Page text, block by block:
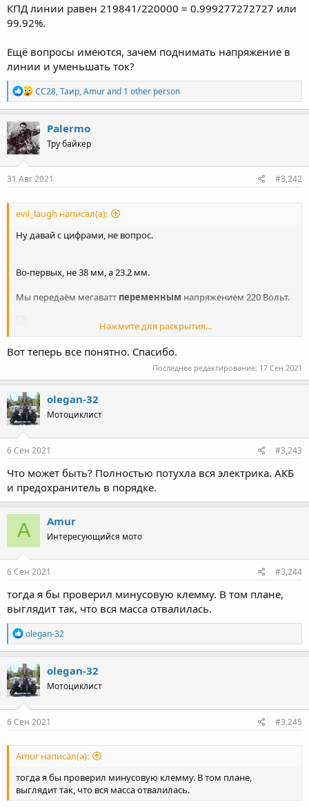
КПД линии равен 219841/220000 = 0.999277272727 или
99.92%.
Ещё вопросы имеются, зачем поднимать напряжение в
линии и уменьшать ток?
R
e
a
c
t
i
o
n
s
CC28,Таир,Amurand 1 other person
Palermo
Тру байкер
31 Авг 2021 #3,242
evil_laugh написал(а):
Ну давай с цифрами, не вопрос.
Во-первых, не 38 мм, а 23.2 мм.
Мы передаём мегаватт переменным напряжением 220 Вольт.
Сечение провода при 10 А/мм2: S = 454.5 мм2.
Пусть линия имеет длину 1000 метров. Удельное
сопротивление меди равно 0.0175 Ом*мм^2/м.Тогда
длиной 1000 м каждый будет:
Далее, при токе в 4545 А падение на проводах будет:
ничего. Вся энергия уйдёт в провода. КПД линии равен нулю.
________________________________________________________
Теперь поднимаем напряжение в тысячу раз. Теперь у нас не
220 В, а 220 кВ.
Ток падает в тысячу раз. До 4.54 А.
Пусть уменьшим теперь сечение линии до 1 мм^2.
Сопротивление проводов равно
Нажмите для раскрытия...
Вот теперь все понятно. Спасибо.
Последнее редактирование: 17 Сен 2021
olegan-32
Мотоциклист
6 Сен 2021 #3,243
Что может быть? Полностью потухла вся электрика. АКБ
и предохранитель в порядке.
A Amur
Интересующийся мото
6 Сен 2021 #3,244
тогда я бы проверил минусовую клемму. В том плане,
выглядит так, что вся масса отвалилась.
R
e
a
c
t
i
o
n
s
olegan-32
olegan-32
Мотоциклист
6 Сен 2021 #3,245
Amur написал(а):
тогда я бы проверил минусовую клемму. В том плане,
выглядит так, что вся масса отвалилась.